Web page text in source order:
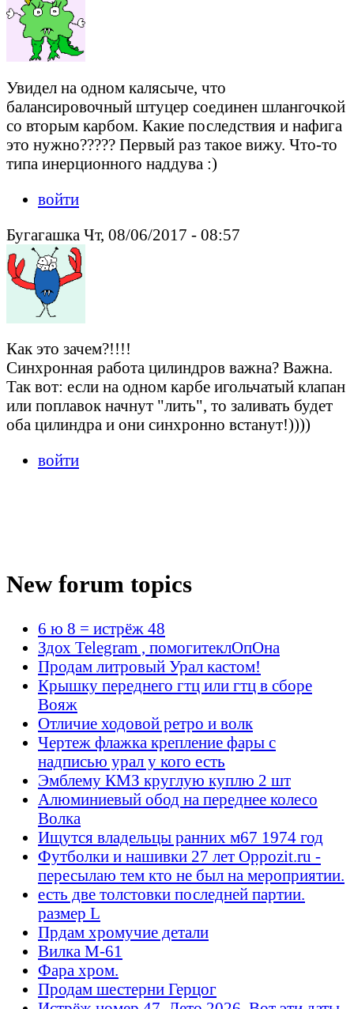
Увидел на одном калясыче, что
балансировочный штуцер соединен шлангочкой
со вторым карбом. Какие последствия и нафига
это нужно????? Первый раз такое вижу. Что-то
типа инерционного наддува :)
войти
Бугагашка Чт, 08/06/2017 - 08:57
Как это зачем?!!!!
Синхронная работа цилиндров важна? Важна.
Так вот: если на одном карбе игольчатый клапан
или поплавок начнут "лить", то заливать будет
оба цилиндра и они синхронно встанут!))))
войти
New forum topics
6 ю 8 = истрёж 48
Здох Telegram , помогитеклОпОна
Продам литровый Урал кастом!
Крышку переднего гтц или гтц в сборе
Вояж
Отличие ходовой ретро и волк
Чертеж флажка крепление фары с
надписью урал у кого есть
Эмблему КМЗ круглую куплю 2 шт
Алюминиевый обод на переднее колесо
Волка
Ищутся владельцы ранних м67 1974 год
Футболки и нашивки 27 лет Oppozit.ru -
пересылаю тем кто не был на мероприятии.
есть две толстовки последней партии.
размер L
Прдам хромучие детали
Вилка М-61
Фара хром.
Продам шестерни Герцог